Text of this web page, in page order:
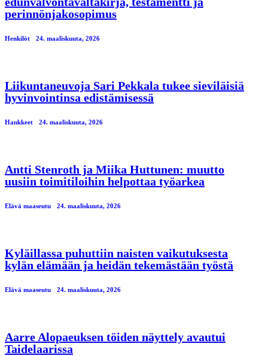
perinnönjakosopimus
Henkilöt 24. maaliskuuta, 2026
Liikuntaneuvoja Sari Pekkala tukee sieviläisiä
hyvinvointinsa edistämisessä
Hankkeet 24. maaliskuuta, 2026
Antti Stenroth ja Miika Huttunen: muutto
uusiin toimitiloihin helpottaa työarkea
Elävä maaseutu 24. maaliskuuta, 2026
Kyläillassa puhuttiin naisten vaikutuksesta
kylän elämään ja heidän tekemästään työstä
Elävä maaseutu 24. maaliskuuta, 2026
Aarre Alopaeuksen töiden näyttely avautui
Taidelaarissa